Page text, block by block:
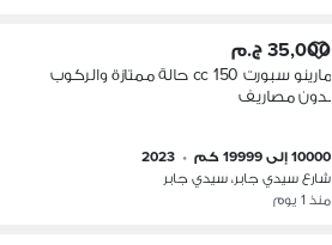
35,000 ج.م
مارينو سبورت 150 cc حالة ممتازة والركوب
بدون مصاريف
10000 إلى 19999 كم •
2023
شارع سيدي جابر، سيدي جابر
منذ 1 يوم